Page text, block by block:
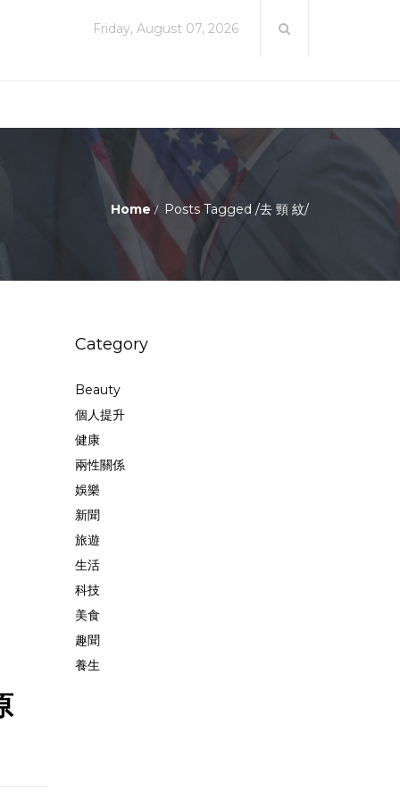
Friday, August 07, 2026
Home Posts Tagged/去 頸 紋/
Category
Beauty
個人提升
健康
兩性關係
娛樂
新聞
旅遊
生活
科技
美食
趣聞
養生